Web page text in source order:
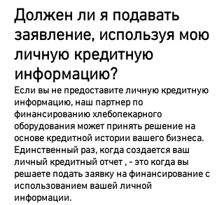
Должен ли я подавать
заявление, используя мою
личную кредитную
информацию?
Если вы не предоставите личную кредитную
информацию, наш партнер по
финансированию хлебопекарного
оборудования может принять решение на
основе кредитной истории вашего бизнеса.
Единственный раз, когдасоздается ваш
личный кредитный отчет ,- это когда вы
решаете подать заявку на финансирование с
использованием вашей личной
информации.